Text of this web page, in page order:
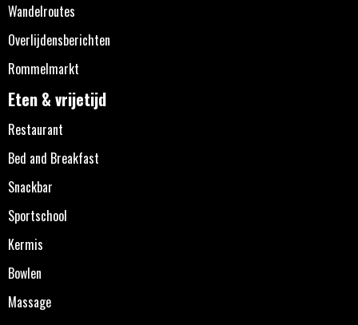
Wandelroutes
Overlijdensberichten
Rommelmarkt
Eten & vrijetijd
Restaurant
Bed and Breakfast
Snackbar
Sportschool
Kermis
Bowlen
Massage